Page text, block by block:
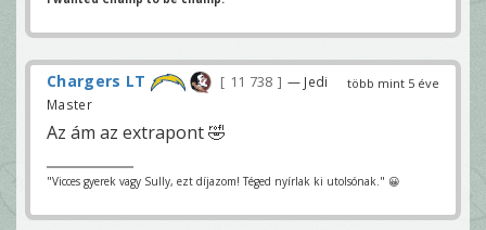
több mint 5 éve
Chargers LT 11 738
— Jedi
Master
Az ám az extrapont 🤣
"Vicces gyerek vagy Sully, ezt díjazom! Téged nyírlak ki utolsónak." 😀